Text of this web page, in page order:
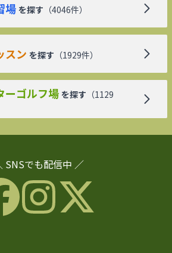
場 を探す （4046件）
スン を探す （1929件）
ーゴルフ場 を探す （1129
SNSでも配信中 ／